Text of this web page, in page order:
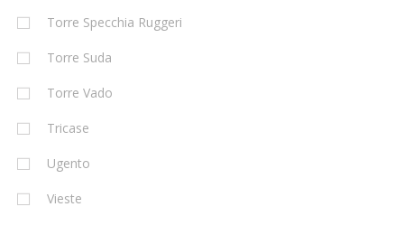
Torre Specchia Ruggeri
Torre Suda
Torre Vado
Tricase
Ugento
Vieste